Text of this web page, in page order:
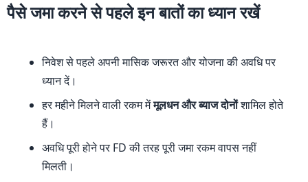
पैसे जमा करने से पहले इन बातों का ध्यान रखें
निवेश से पहले अपनी मासिक जरूरत और योजना की अवधि पर
ध्यान दें।
हर महीने मिलने वाली रकम मेंमूलधन और ब्याज दोनोंशामिल होते
हैं।
अवधि पूरी होने पर FD की तरह पूरी जमा रकम वापस नहीं
मिलती।